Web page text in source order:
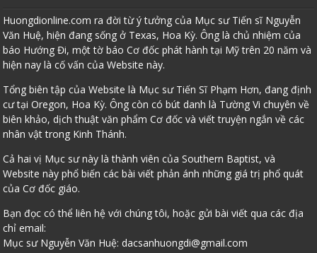
Huongdionline.com ra đời từ ý tưởng của Mục sư Tiến sĩ Nguyễn
Văn Huệ, hiện đang sống ở Texas, Hoa Kỳ. Ông là chủ nhiệm của
báo Hướng Đi, một tờ báo Cơ đốc phát hành tại Mỹ trên 20 năm và
hiện nay là cố vấn của Website này.
Tổng biên tập của Website là Mục sư Tiến Sĩ Phạm Hơn, đang định
cư tại Oregon, Hoa Kỳ. Ông còn có bút danh là Tường Vi chuyên về
biên khảo, dịch thuật văn phẩm Cơ đốc và viết truyện ngắn về các
nhân vật trong Kinh Thánh.
Cả hai vị Mục sư này là thành viên của Southern Baptist, và
Website này phổ biến các bài viết phản ánh những giá trị phổ quát
của Cơ đốc giáo.
Bạn đọc có thể liên hệ với chúng tôi, hoặc gửi bài viết qua các địa
chỉ email:
Mục sư Nguyễn Văn Huệ:dacsanhuongdi@gmail.com